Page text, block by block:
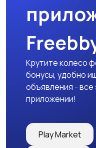
Крутите колесо
бонусы, удобно
объявления -
приложении!
Play Market